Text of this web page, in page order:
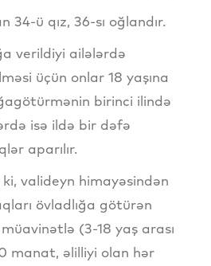
34-ü qız, 36-sı oğlandır.
verildiyi ailələrdə
üçün onlar 18 yaşına
birinci ilində
isə ildə bir dəfə
aparılır.
valideyn himayəsindən
övladlığa götürən
(3-18 yaş arası
manat, əlilliyi olan hər